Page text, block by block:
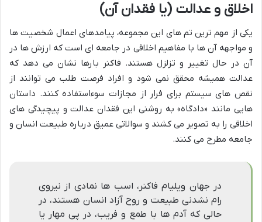
اخلاق و عدالت (یا فقدان آن)
یکی از مهم ترین تم های این مجموعه، پیامدهای اعمال شخصیت ها
و مواجهه آن ها با مفاهیم اخلاقی در جامعه ای است که ارزش ها در
آن در حال تغییر و تزلزل هستند. فاکنر بارها نشان می دهد که
عدالت همیشه محقق نمی شود و افراد فرصت طلب می توانند از
نقص های سیستم برای فرار از مجازات سوءاستفاده کنند. داستان
هایی مانند «دادگاه» به روشنی این فقدان عدالت و پیچیدگی های
اخلاقی را به تصویر می کشند و سوالاتی عمیق درباره طبیعت انسان و
جامعه مطرح می کنند.
در جهان ویلیام فاکنر، اسب ها نمادی از نیروی
رام نشدنی طبیعت و روح آزاد انسان هستند، در
حالی که آدم ها با طمع و فریب، در پی مهار یا